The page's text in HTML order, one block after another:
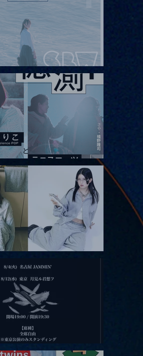
pre.「これから」延期公演 Blurred
ルリンの壁
巷のmyストーリー/風の憶測1～後藤まりこ
POPとテニスコーツ」
澤孝介 ソロワンマン 「Ballad Box 2026」